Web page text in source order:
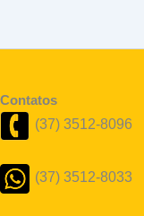
Contatos
(37) 3512-8096
(37) 3512-8033